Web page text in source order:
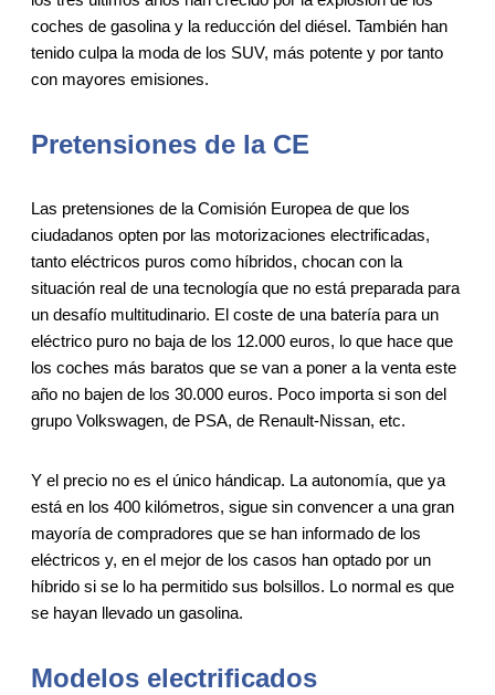
coches de gasolina y la reducción del diésel. También han
tenido culpa la moda de los SUV, más potente y por tanto
con mayores emisiones.
Pretensiones de la CE
Las pretensiones de la Comisión Europea de que los
ciudadanos opten por las motorizaciones electrificadas,
tanto eléctricos puros como híbridos, chocan con la
situación real de una tecnología que no está preparada para
un desafío multitudinario. El coste de una batería para un
eléctrico puro no baja de los 12.000 euros, lo que hace que
los coches más baratos que se van a poner a la venta este
año no bajen de los 30.000 euros. Poco importa si son del
grupo Volkswagen, de PSA, de Renault-Nissan, etc.
Y el precio no es el único hándicap. La autonomía, que ya
está en los 400 kilómetros, sigue sin convencer a una gran
mayoría de compradores que se han informado de los
eléctricos y, en el mejor de los casos han optado por un
híbrido si se lo ha permitido sus bolsillos. Lo normal es que
se hayan llevado un gasolina.
Modelos electrificados